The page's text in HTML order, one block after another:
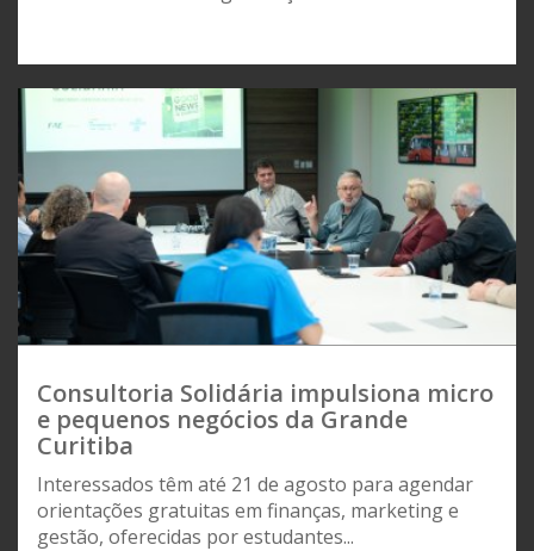
Consultoria Solidária impulsiona micro
e pequenos negócios da Grande
Curitiba
Interessados têm até 21 de agosto para agendar
orientações gratuitas em finanças, marketing e
gestão, oferecidas por estudantes...